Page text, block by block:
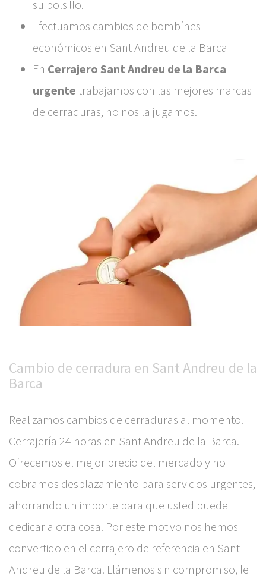
su bolsillo.
Efectuamos cambios de bombínes
económicos en Sant Andreu de la Barca
En Cerrajero Sant Andreu de la Barca
urgente trabajamos con las mejores marcas
de cerraduras, no nos la jugamos.
Cambio de cerradura en Sant Andreu de la
Barca
Realizamos cambios de cerraduras al momento.
Cerrajería 24 horas en Sant Andreu de la Barca.
Ofrecemos el mejor precio del mercado y no
cobramos desplazamiento para servicios urgentes,
ahorrando un importe para que usted puede
dedicar a otra cosa. Por este motivo nos hemos
convertido en el cerrajero de referencia en Sant
Andreu de la Barca. Llámenos sin compromiso, le